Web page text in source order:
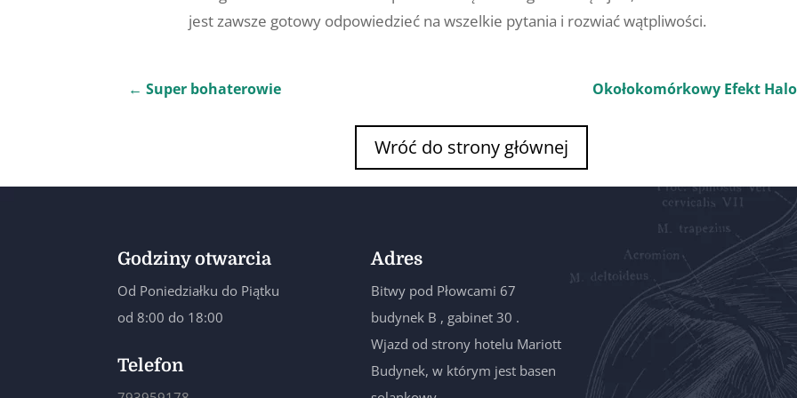
jest zawsze gotowy odpowiedzieć na wszelkie pytania i rozwiać wątpliwości.
←Super bohaterowie Okołokomórkowy Efekt Halo
Wróć do strony głównej
Godziny otwarcia
Od Poniedziałku do Piątku
od 8:00 do 18:00
Telefon
Adres
Bitwy pod Płowcami 67
budynek B , gabinet 30 .
Wjazd od strony hotelu Mariott
Budynek, w którym jest basen